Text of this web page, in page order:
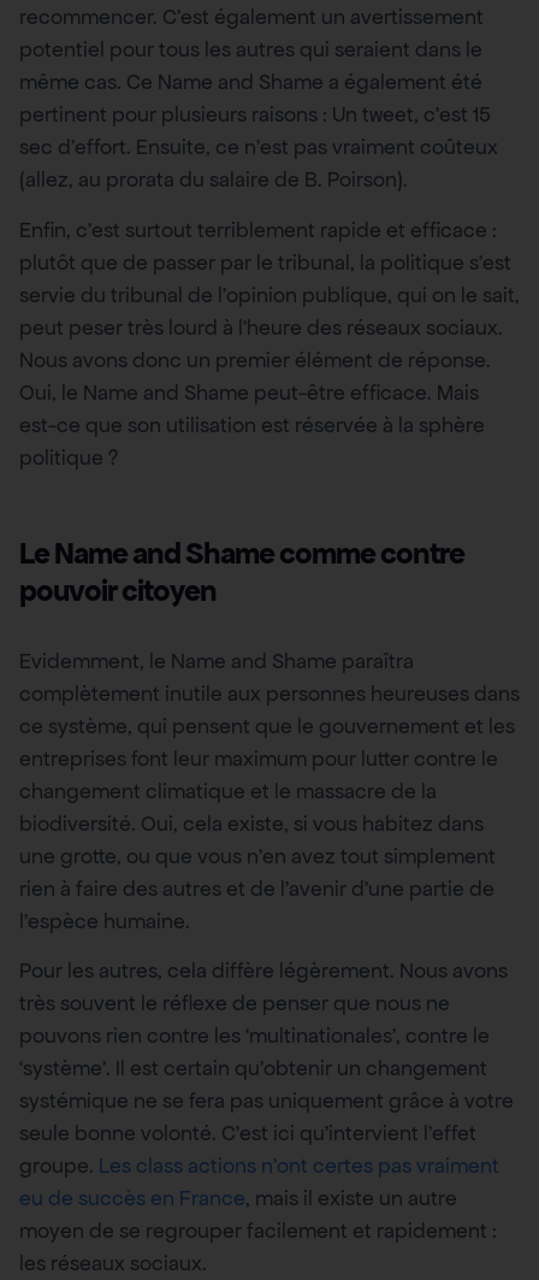
recommencer. C’est également un avertissement
potentiel pour tous les autres qui seraient dans le
même cas. Ce Name and Shame a également été
pertinent pour plusieurs raisons : Un tweet, c’est 15
sec d’effort. Ensuite, ce n’est pas vraiment coûteux
(allez, au prorata du salaire de B. Poirson).
Enfin, c’est surtout terriblement rapide et efficace :
plutôt que de passer par le tribunal, la politique s’est
servie du tribunal de l’opinion publique, qui on le sait,
peut peser très lourd à l’heure des réseaux sociaux.
Nous avons donc un premier élément de réponse.
Oui, le Name and Shame peut-être efficace. Mais
est-ce que son utilisation est réservée à la sphère
politique ?
Le Name and Shame comme contre
pouvoir citoyen
Evidemment, le Name and Shame paraîtra
complètement inutile aux personnes heureuses dans
ce système, qui pensent que le gouvernement et les
entreprises font leur maximum pour lutter contre le
changement climatique et le massacre de la
biodiversité. Oui, cela existe, si vous habitez dans
une grotte, ou que vous n’en avez tout simplement
rien à faire des autres et de l’avenir d’une partie de
l’espèce humaine.
Pour les autres, cela diffère légèrement. Nous avons
très souvent le réflexe de penser que nous ne
pouvons rien contre les ‘multinationales’, contre le
‘système’. Il est certain qu’obtenir un changement
systémique ne se fera pas uniquement grâce à votre
seule bonne volonté. C’est ici qu’intervient l’effet
groupe. Les class actions n’ont certes pas vraiment
eu de succès en France, mais il existe un autre
moyen de se regrouper facilement et rapidement :
les réseaux sociaux.